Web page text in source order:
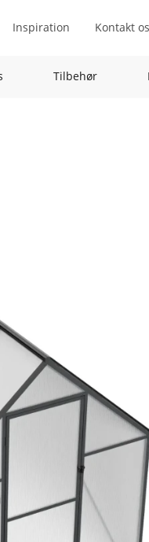
Inspiration Kontakt os
Tilbehør